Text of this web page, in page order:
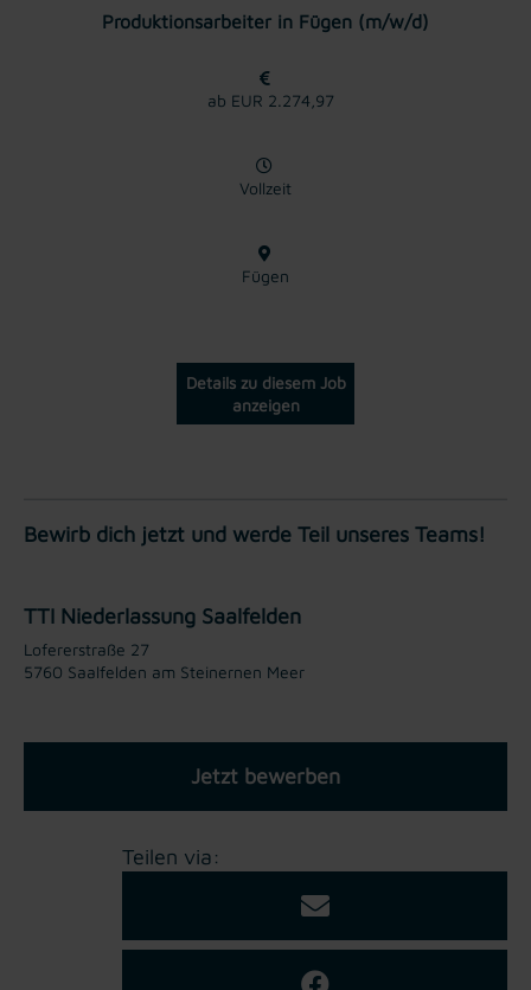
Produktionsarbeiter in Fügen (m/w/d)
ab EUR 2.274,97
Vollzeit
Fügen
Details zu diesem Job
anzeigen
Bewirb dich jetzt und werde Teil unseres Teams!
TTI Niederlassung Saalfelden
Lofererstraße 27
5760 Saalfelden am Steinernen Meer
Jetzt bewerben
Teilen via: